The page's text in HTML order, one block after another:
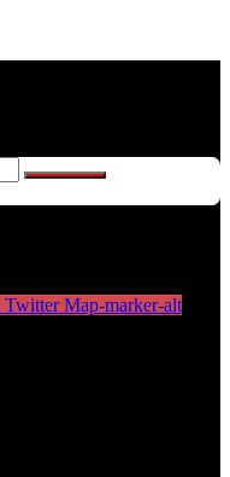
Twitter Map-marker-alt